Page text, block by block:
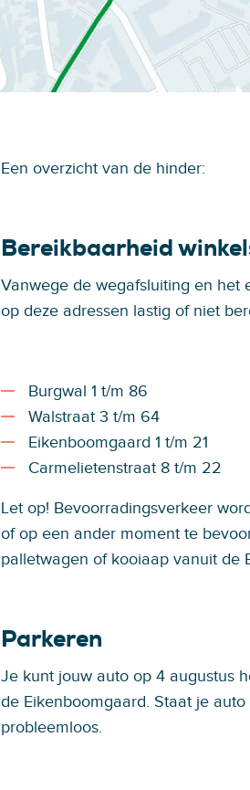
Een overzicht van de hinder:
Bereikbaarheid
Vanwege de wegafsluiting en het
op deze adressen lastig of niet
Burgwal 1 t/m 86
Walstraat 3 t/m 64
Eikenboomgaard 1 t/m 21
Carmelietenstraat 8 t/m 22
Let op! Bevoorradingsverkeer
of op een ander moment te
palletwagen of kooiaap vanuit de
Parkeren
Je kunt jouw auto op 4 augustus
de Eikenboomgaard. Staat je
probleemloos.